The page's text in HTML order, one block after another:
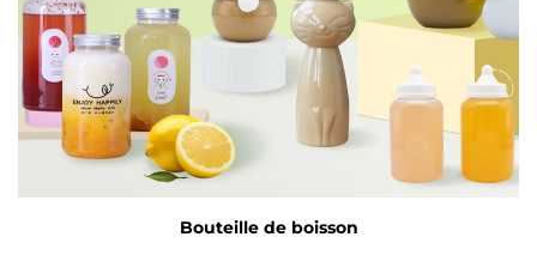
Bouteille de boisson